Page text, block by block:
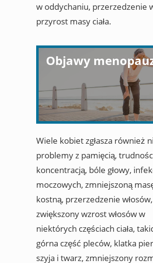
w oddychaniu, przerzedzenie
przyrost masy ciała.
Objawy
Wiele kobiet zgłasza również
problemy z pamięcią,
koncentracją, bóle głowy,
moczowych, zmniejszoną
kostną, przerzedzenie włosów,
zwiększony wzrost włosów w
niektórych częściach ciała,
górna część pleców, klatka
szyja i twarz, zmniejszony